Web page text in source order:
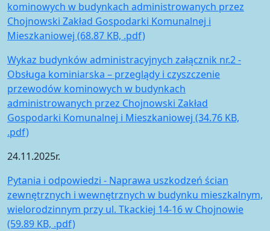
kominowych w budynkach administrowanych przez
Chojnowski Zakład Gospodarki Komunalnej i
Mieszkaniowej (68.87 KB, .pdf)
Wykaz budynków administracyjnych załącznik nr.2 -
Obsługa kominiarska – przeglądy i czyszczenie
przewodów kominowych w budynkach
administrowanych przez Chojnowski Zakład
Gospodarki Komunalnej i Mieszkaniowej (34.76 KB,
.pdf)
24.11.2025r.
Pytania i odpowiedzi - Naprawa uszkodzeń ścian
zewnętrznych i wewnętrznych w budynku mieszkalnym,
wielorodzinnym przy ul. Tkackiej 14-16 w Chojnowie
(59.89 KB, .pdf)